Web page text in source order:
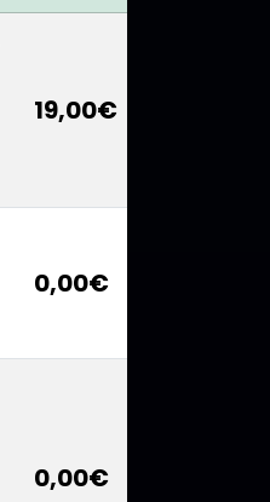
19,00€
0,00€
0,00€